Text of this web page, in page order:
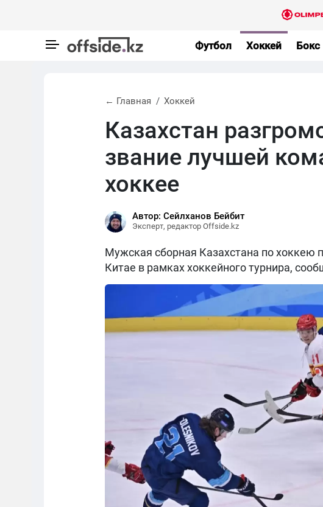
Футбол Хоккей Бокс
← Главная Хоккей
Казахстан
звание лучшей
хоккее
Автор: Сейлханов Бейбит
Эксперт, редактор Offside.kz
Мужская сборная Казахстана по хоккею
Китае в рамках хоккейного турнира,